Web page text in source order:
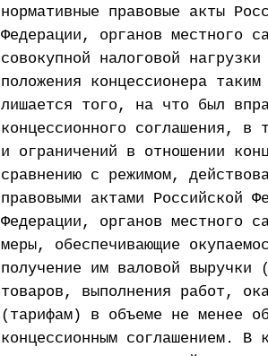
нормативные правовые акты
Федерации, органов местного
совокупной налоговой
положения концессионера
лишается того, на что был
концессионного соглашения, в
и ограничений в отношении
сравнению с режимом,
правовыми актами Российской
Федерации, органов местного
меры, обеспечивающие
получение им валовой выручки
товаров, выполнения работ,
(тарифам) в объеме не менее
концессионным соглашением. В